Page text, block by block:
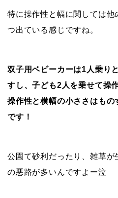
特に操作性と幅に関しては他
つ出ている感じですね。
双子用ベビーカーは1人乗り
すし、子ども2人を乗せて操
操作性と横幅の小ささはもの
です！
公園て砂利だったり、雑草が
の悪路が多いんですよー泣